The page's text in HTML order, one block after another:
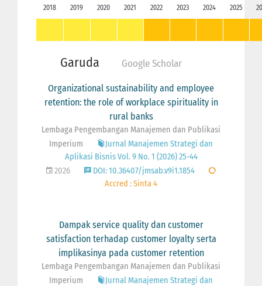
2018 2019 2020 2021 2022 2023 2024 2025
Garuda Google Scholar
Organizational sustainability and employee
retention: the role of workplace spirituality in
rural banks
Lembaga Pengembangan Manajemen dan Publikasi
Imperium
Jurnal Manajemen Strategi dan
Aplikasi Bisnis Vol. 9 No. 1 (2026) 25-44
2026
DOI: 10.36407/jmsab.v9i1.1854
Accred : Sinta 4
Dampak service quality dan customer
satisfaction terhadap customer loyalty serta
implikasinya pada customer retention
Lembaga Pengembangan Manajemen dan Publikasi
Imperium
Jurnal Manajemen Strategi dan